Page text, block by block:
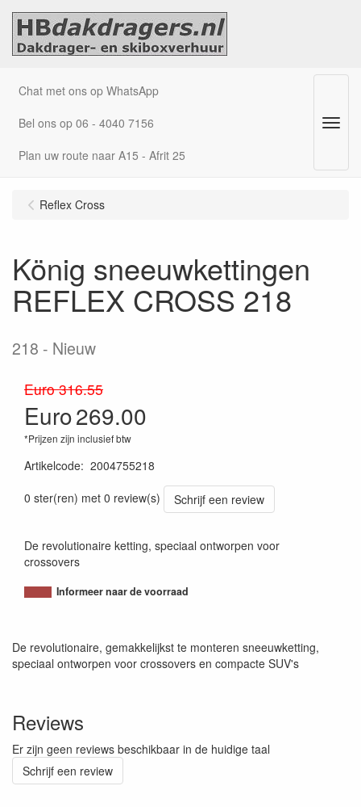
Chat met ons op WhatsApp
Bel ons op 06 - 4040 7156
Plan uw route naar A15 - Afrit 25
Menu
Reflex Cross
König sneeuwkettingen
REFLEX CROSS 218
218 Nieuw
Euro 316.55
Euro269.00
*Prijzen zijn inclusief btw
Artikelcode: 2004755218
0 ster(ren) met 0 review(s)
Schrijf een review
De revolutionaire ketting, speciaal ontworpen voor
crossovers
Informeer naar de voorraad
De revolutionaire, gemakkelijkst te monteren sneeuwketting,
speciaal ontworpen voor crossovers en compacte SUV's
Reviews
Er zijn geen reviews beschikbaar in de huidige taal
Schrijf een review